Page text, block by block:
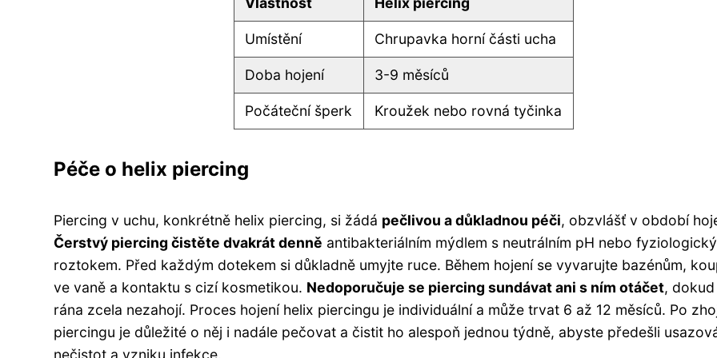
Umístění Chrupavka horní části ucha
Doba hojení 3-9 měsíců
Počáteční šperk Kroužek nebo rovná tyčinka
Péče o helix piercing
Piercing v uchu, konkrétně helix piercing, si žádá pečlivou a důkladnou péči, obzvlášť v období
Čerstvý piercing čistěte dvakrát denně antibakteriálním mýdlem s neutrálním pH nebo
roztokem. Před každým dotekem si důkladně umyjte ruce. Během hojení se vyvarujte bazénům,
ve vaně a kontaktu s cizí kosmetikou. Nedoporučuje se piercing sundávat ani s ním otáčet, dokud
rána zcela nezahojí. Proces hojení helix piercingu je individuální a může trvat 6 až 12 měsíců. Po
piercingu je důležité o něj i nadále pečovat a čistit ho alespoň jednou týdně, abyste předešli